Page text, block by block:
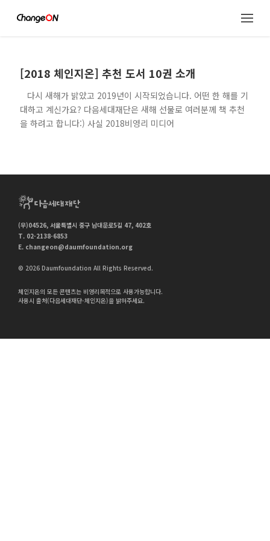
[2018 체인지온] 추천 도서 10권 소개
다시 새해가 밝았고 2019년이 시작되었습니다. 어떤 한 해를 기
대하고 계신가요? 다음세대재단은 새해 선물로 여러분께 책 추천
을 하려고 합니다:) 사실 2018비영리 미디어
(우)04526, 서울특별시 중구 남대문로5길 47, 402호
T. 02-2138-6853
E. changeon@daumfoundation.org
© 2026 Daumfoundation All Rights Reserved.
체인지온의 모든 콘텐츠는 비영리목적으로 사용가능합니다.
사용시 출처(다음세대재단-체인지온)을 밝혀주세요.